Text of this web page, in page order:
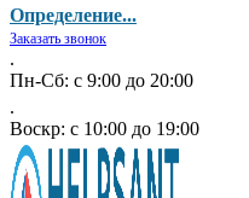
Определение...
Заказать звонок
.
Пн-Сб: с 9:00 до 20:00
.
Воскр: с 10:00 до 19:00